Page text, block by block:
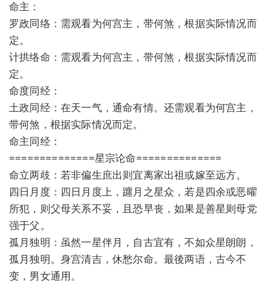
命主：
罗政同络：需观看为何宫主，带何煞，根据实际情况而
定。
计拱络命：需观看为何宫主，带何煞，根据实际情况而
定。
命度同经：
土政同经：在天一气，通命有情。还需观看为何宫主，
带何煞，根据实际情况而定。
命主同经：
==============星宗论命==============
命立两歧：若非偏生庶出则宜离家出祖或嫁至远方。
四日月度：四日月度上，躔月之星众，若是四余或恶曜
所犯，则父母关系不妥，且恐早丧，如果是善星则母党
强于父。
孤月独明：虽然一星伴月，自古宜有，不如众星朗朗，
孤月独明。身宫清吉，休愁尔命。最後两语，古今不
变，男女通用。